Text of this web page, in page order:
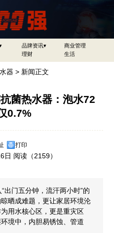
品牌资讯▾
商业管理
理财 生活
器 > 新闻正文
菌热水器：泡水72
0.7%
打印
日 阅读（2159）
出门五分钟，流汗两小时”的
晒成难题，更让家居环境沦
用水核心区，更是重灾区
境中，内胆易锈蚀、管道